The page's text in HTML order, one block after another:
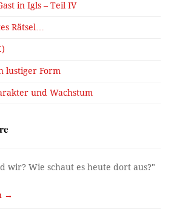
in Igls – Teil IV
Rätsel…
lustiger Form
und Wachstum
wir? Wie schaut es heute dort aus?"
→